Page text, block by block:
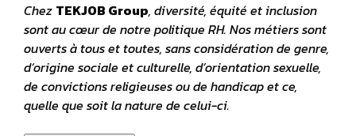
Chez TEKJOB Group, diversité, équité et inclusion
sont au cœur de notre politique RH. Nos métiers sont
ouverts à tous et toutes, sans considération de genre,
d‘origine sociale et culturelle, d’orientation sexuelle,
de convictions religieuses ou de handicap et ce,
quelle que soit la nature de celui-ci.